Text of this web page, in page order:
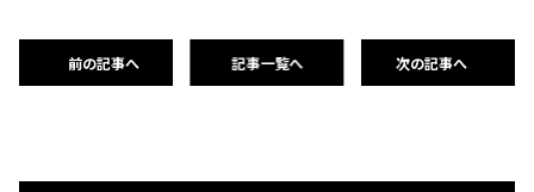
前の記事へ 記事一覧へ 次の記事へ